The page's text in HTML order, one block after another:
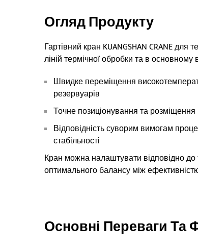
Огляд Продукту
Гартівний кран KUANGSHAN CRANE
ліній термічної обробки та в
Швидке переміщення
резервуарів
Точне позиціонування та
Відповідність суворим вимогам
стабільності
Кран можна налаштувати відповідно до
оптимального балансу між
Основні Переваги Та